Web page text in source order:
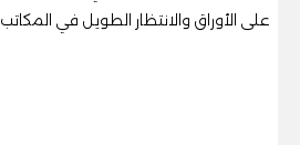
على الأوراق والانتظار الطويل في المكاتب.